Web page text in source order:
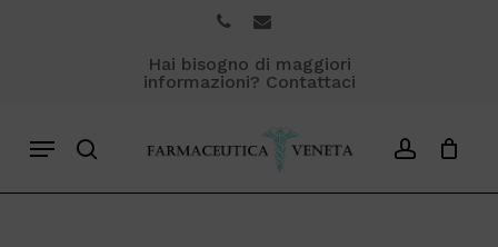
phoneemail
Hai bisogno di maggiori
informazioni? Contattaci
search account
Menu